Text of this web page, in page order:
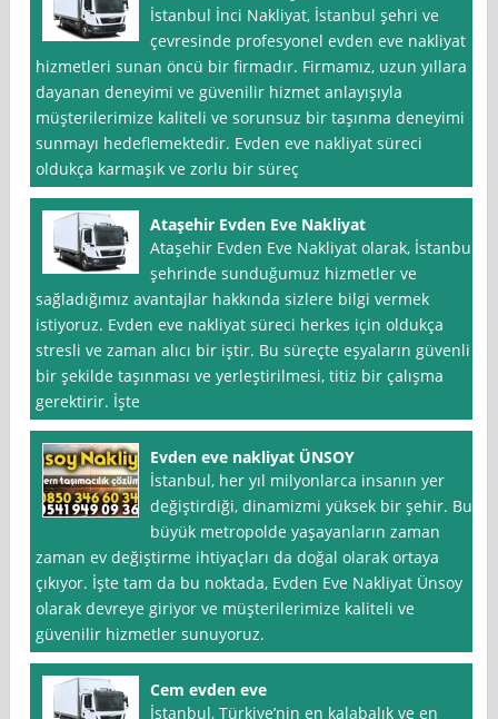
İstanbul İnci Nakliyat, İstanbul şehri ve
çevresinde profesyonel evden eve nakliyat
hizmetleri sunan öncü bir firmadır. Firmamız, uzun yıllara
dayanan deneyimi ve güvenilir hizmet anlayışıyla
müşterilerimize kaliteli ve sorunsuz bir taşınma deneyimi
sunmayı hedeflemektedir. Evden eve nakliyat süreci
oldukça karmaşık ve zorlu bir süreç
Ataşehir Evden Eve Nakliyat
Ataşehir Evden Eve Nakliyat olarak, İstanbul
şehrinde sunduğumuz hizmetler ve
sağladığımız avantajlar hakkında sizlere bilgi vermek
istiyoruz. Evden eve nakliyat süreci herkes için oldukça
stresli ve zaman alıcı bir iştir. Bu süreçte eşyaların güvenli
bir şekilde taşınması ve yerleştirilmesi, titiz bir çalışma
gerektirir. İşte
Evden eve nakliyat ÜNSOY
İstanbul, her yıl milyonlarca insanın yer
değiştirdiği, dinamizmi yüksek bir şehir. Bu
büyük metropolde yaşayanların zaman
zaman ev değiştirme ihtiyaçları da doğal olarak ortaya
çıkıyor. İşte tam da bu noktada, Evden Eve Nakliyat Ünsoy
olarak devreye giriyor ve müşterilerimize kaliteli ve
güvenilir hizmetler sunuyoruz.
Cem evden eve
İstanbul, Türkiye’nin en kalabalık ve en